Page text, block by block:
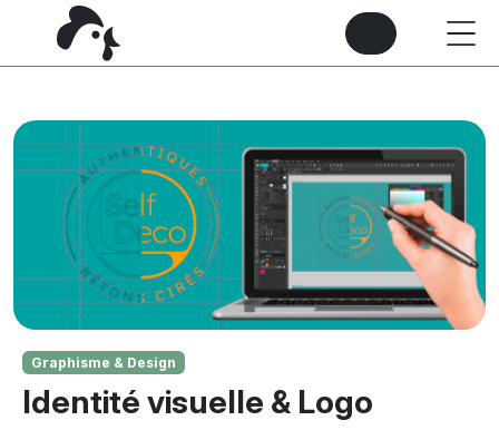
Graphisme & Design
Identité visuelle & Logo